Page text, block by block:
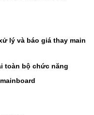
lý và báo giá thay main
toàn bộ chức năng